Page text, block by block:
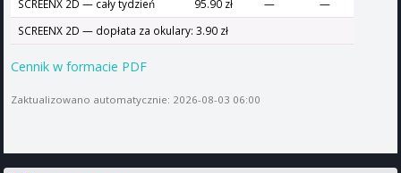
SCREENX 2D — cały tydzień
95.90 zł —
—
SCREENX 2D — dopłata za okulary: 3.90 zł
Cennik w formacie PDF
Zaktualizowano automatycznie: 2026-08-03 06:00